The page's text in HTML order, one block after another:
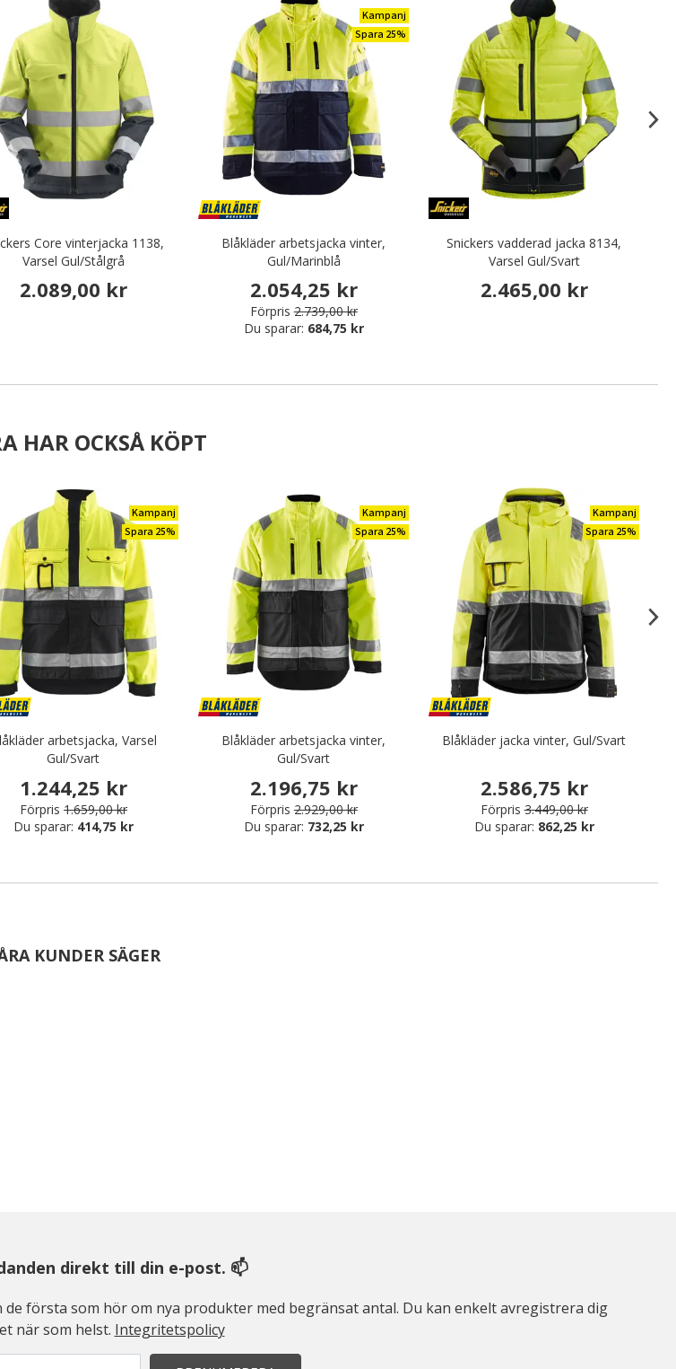
Core vinterjacka 1138,
Varsel Gul/Stålgrå
2.089,00 kr
Kampanj
Spara 25%
Blåkläder arbetsjacka vinter,
Gul/Marinblå
2.054,25 kr
Förpris 2.739,00 kr
Du sparar: 684,75 kr
Snickers vadderad jacka 8134,
Varsel Gul/Svart
2.465,00 kr
HAR OCKSÅ KÖPT
Kampanj
Spara 25%
arbetsjacka, Varsel
Gul/Svart
1.244,25 kr
Förpris 1.659,00 kr
Du sparar: 414,75 kr
Kampanj
Spara 25%
Blåkläder arbetsjacka vinter,
Gul/Svart
2.196,75 kr
Förpris 2.929,00 kr
Du sparar: 732,25 kr
Kampanj
Spara 25%
Blåkläder jacka vinter, Gul/Svart
2.586,75 kr
Förpris 3.449,00 kr
Du sparar: 862,25 kr
KUNDER SÄGER
direkt till din e-post. 📫
första som hör om nya produkter med begränsat antal. Du kan enkelt avregistrera dig
när som helst. Integritetspolicy